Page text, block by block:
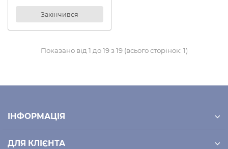
Закінчився
Показано від 1 до 19 з 19 (всього сторінок: 1)
ІНФОРМАЦІЯ
ДЛЯ КЛІЄНТА